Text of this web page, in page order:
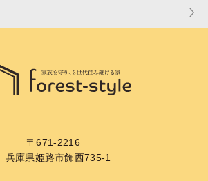
〒671-2216
兵庫県姫路市飾西735-1